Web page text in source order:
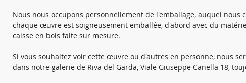
Nous nous occupons personnellement de l'emballage, auquel nous
chaque œuvre est soigneusement emballée, d'abord avec du
caisse en bois faite sur mesure.
Si vous souhaitez voir cette œuvre ou d'autres en personne, nous
dans notre galerie de Riva del Garda, Viale Giuseppe Canella 18,